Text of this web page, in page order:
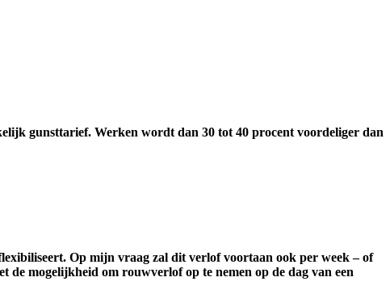
gunsttarief. Werken wordt dan 30 tot 40 procent voordeliger dan
Op mijn vraag zal dit verlof voortaan ook per week – of
mogelijkheid om rouwverlof op te nemen op de dag van een